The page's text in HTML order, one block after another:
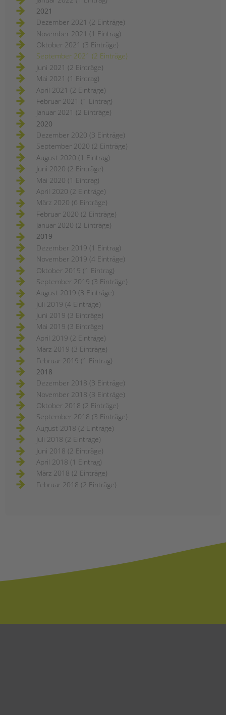
2021
Dezember 2021 (2 Einträge)
November 2021 (1 Eintrag)
Oktober 2021 (3 Einträge)
September 2021 (2 Einträge)
Juni 2021 (2 Einträge)
Mai 2021 (1 Eintrag)
April 2021 (2 Einträge)
Februar 2021 (1 Eintrag)
Januar 2021 (2 Einträge)
2020
Dezember 2020 (3 Einträge)
September 2020 (2 Einträge)
August 2020 (1 Eintrag)
Juni 2020 (2 Einträge)
Mai 2020 (1 Eintrag)
April 2020 (2 Einträge)
März 2020 (6 Einträge)
Februar 2020 (2 Einträge)
Januar 2020 (2 Einträge)
2019
Dezember 2019 (1 Eintrag)
November 2019 (4 Einträge)
Oktober 2019 (1 Eintrag)
September 2019 (3 Einträge)
August 2019 (3 Einträge)
Juli 2019 (4 Einträge)
Juni 2019 (3 Einträge)
Mai 2019 (3 Einträge)
April 2019 (2 Einträge)
März 2019 (3 Einträge)
Februar 2019 (1 Eintrag)
2018
Dezember 2018 (3 Einträge)
November 2018 (3 Einträge)
Oktober 2018 (2 Einträge)
September 2018 (3 Einträge)
August 2018 (2 Einträge)
Juli 2018 (2 Einträge)
Juni 2018 (2 Einträge)
April 2018 (1 Eintrag)
März 2018 (2 Einträge)
Februar 2018 (2 Einträge)